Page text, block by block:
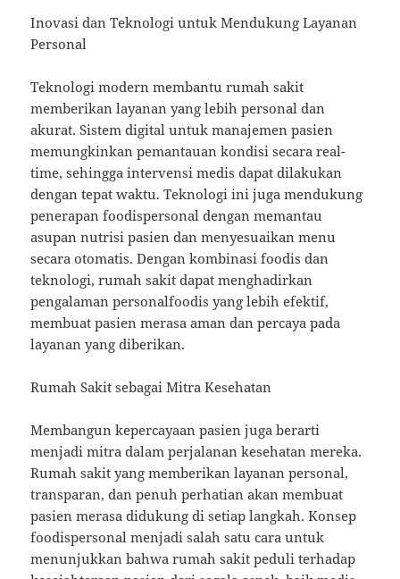
Inovasi dan Teknologi untuk Mendukung Layanan
Personal
Teknologi modern membantu rumah sakit
memberikan layanan yang lebih personal dan
akurat. Sistem digital untuk manajemen pasien
memungkinkan pemantauan kondisi secara real-
time, sehingga intervensi medis dapat dilakukan
dengan tepat waktu. Teknologi ini juga mendukung
penerapan foodispersonal dengan memantau
asupan nutrisi pasien dan menyesuaikan menu
secara otomatis. Dengan kombinasi foodis dan
teknologi, rumah sakit dapat menghadirkan
pengalaman personalfoodis yang lebih efektif,
membuat pasien merasa aman dan percaya pada
layanan yang diberikan.
Rumah Sakit sebagai Mitra Kesehatan
Membangun kepercayaan pasien juga berarti
menjadi mitra dalam perjalanan kesehatan mereka.
Rumah sakit yang memberikan layanan personal,
transparan, dan penuh perhatian akan membuat
pasien merasa didukung di setiap langkah. Konsep
foodispersonal menjadi salah satu cara untuk
menunjukkan bahwa rumah sakit peduli terhadap